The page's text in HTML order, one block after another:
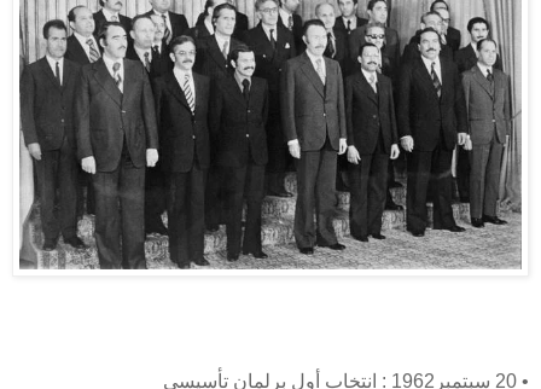
• 20 سبتمبر1962 : انتخاب أول برلمان تأسيسي